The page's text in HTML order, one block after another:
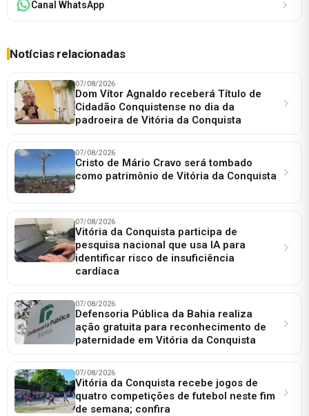
Canal WhatsApp
Notícias relacionadas
07/08/2026
Dom Vítor Agnaldo receberá Título de
Cidadão Conquistense no dia da
padroeira de Vitória da Conquista
07/08/2026
Cristo de Mário Cravo será tombado
como patrimônio de Vitória da Conquista
07/08/2026
Vitória da Conquista participa de
pesquisa nacional que usa IA para
identificar risco de insuficiência
cardíaca
07/08/2026
Defensoria Pública da Bahia realiza
ação gratuita para reconhecimento de
paternidade em Vitória da Conquista
07/08/2026
Vitória da Conquista recebe jogos de
quatro competições de futebol neste fim
de semana; confira